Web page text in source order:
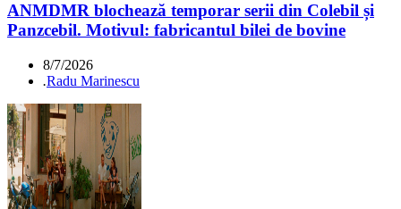
ANMDMR blochează temporar serii din Colebil și
Panzcebil. Motivul: fabricantul bilei de bovine
8/7/2026
.Radu Marinescu